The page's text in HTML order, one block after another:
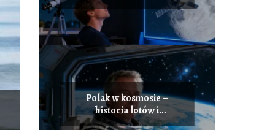
Polak w kosmosie –
historia lotów i
najważniejsze osiągnięcia